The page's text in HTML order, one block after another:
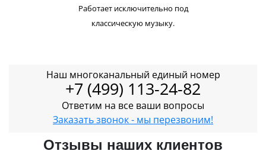
Работает исключительно под
классическую музыку.
Наш многоканальный единый номер
+7 (499) 113-24-82
Ответим на все ваши вопросы
Заказать звонок - мы перезвоним!
Отзывы наших клиентов